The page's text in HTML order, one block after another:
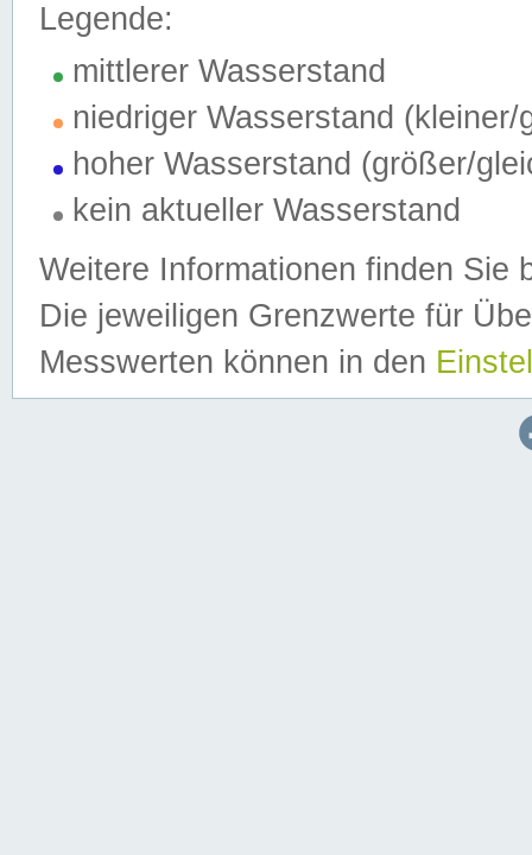
Legende:
mittlerer Wasserstand
niedriger Wasserstand (kleiner/
hoher Wasserstand (größer/
kein aktueller Wasserstand
Weitere Informationen finden Sie
Die jeweiligen Grenzwerte für
Messwerten können in den